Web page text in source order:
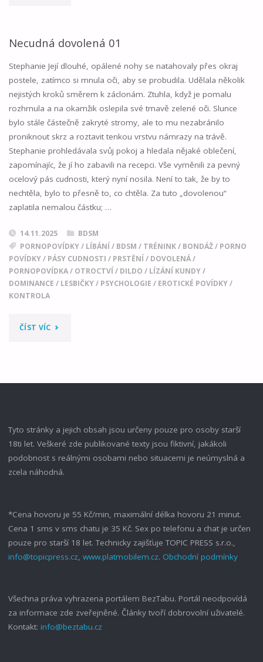
02"
Necudná dovolená 01
Stephanie Její dlouhé, opálené nohy se natahovaly přes okraj
postele, zatímco si mnula oči, aby se probudila. Udělala několik
nejistých kroků směrem k záclonám. Ztuhla, když je pomalu
rozhrnula a na okamžik oslepila své tmavě zelené oči. Slunce
bylo stále částečně zakryté stromy, ale to mu nezabránilo
proniknout skrz a roztavit tenkou vrstvu námrazy na trávě.
Stephanie prohledávala svůj pokoj a hledala nějaké oblečení,
zapomínajíc, že jí ho zabavili na recepci. Vše vyměnili za pevný
ocelový pás cudnosti, který nyní nosila. Není to tak, že by to
nechtěla, bylo to přesně to, co chtěla. Za tuto „dovolenou“
zaplatila nemalou částku; …
14.11.2025
BDSM
PORNOPOVÍDKY/ LÍBÁNÍ / BDSM / TRÉNINK/ BONDÁŽ/ PORNO
POVÍDKY/ PÁSY CUDNOSTI / PRSTĚNÍ / DOVOLENÁ/
PORNOPOVÍDKA/ OTROCTVÍ / DILDO / LÍZÁNÍ KUNDY/
DOMINANCE / LESBIČKY/ PSYCHOLOGIE / EROTICKÉ POVÍDKY/
KONTROLA
ČÍST VÍC"NECUDNÁ
Tyto stránky a jejich obsah jsou určeny pouze pro osoby starší
18ti let. Veškeré zde publikované texty jsou fiktivní, jakákoli
podobnost s reálnými osobami nebo situacemi je neúmyslná a
zcela náhodná.
*Cena hovoru je 55 Kč/min, maximální délka hovoru 21 minut.
Cena 1 sms v sms chatu je 35 Kč. Sex po telefonu a chat je určen
pouze pro starší 18 let. Technicky zajišťuje TOPIC PRESS s.r.o.,
info@topicpress.cz www.platmobilem.cz. Obchodní podmínky
Všechna práva vyhrazena portálem BezTabu. Portál neodpovídá
za informace zde zveřejněné. Články tvoří dobrovolní uživatelé.
Kontakt: info@beztabu.cz